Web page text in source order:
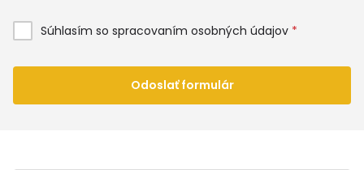
Súhlasím so spracovaním osobných údajov *
Odoslať formulár